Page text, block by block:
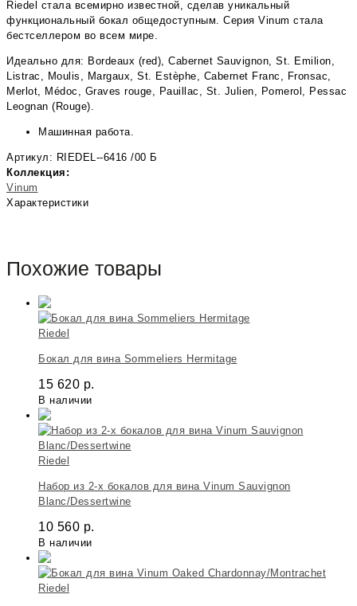
Riedel стала всемирно известной, сделав уникальный
функциональный бокал общедоступным. Серия Vinum стала
бестселлером во всем мире.
Идеально для: Bordeaux (red), Cabernet Sauvignon, St. Emilion,
Listrac, Moulis, Margaux, St. Estèphe, Cabernet Franc, Fronsac,
Merlot, Médoc, Graves rouge, Pauillac, St. Julien, Pomerol, Pessac
Leognan (Rouge).
Машинная работа.
Артикул: RIEDEL--6416 /00 Б
Коллекция:
Vinum
Характеристики
Похожие товары
Riedel
Бокал для вина Sommeliers Hermitage
15 620 р.
В наличии
Riedel
Набор из 2-х бокалов для вина Vinum Sauvignon
Blanc/Dessertwine
10 560 р.
В наличии
Riedel